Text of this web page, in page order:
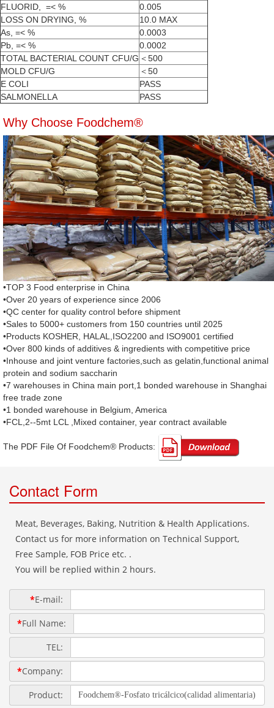
FLUORID, =< %
0.005
LOSS ON DRYING, %
10.0 MAX
As, =< %
0.0003
Pb, =< %
0.0002
TOTAL BACTERIAL COUNT CFU/G ＜500
MOLD CFU/G
＜50
E COLI
PASS
SALMONELLA
PASS
Why Choose Foodchem®
•TOP 3 Food enterprise in China
•Over 20 years of experience since 2006
•QC center for quality control before shipment
•Sales to 5000+ customers from 150 countries until 2025
•Products KOSHER, HALAL,ISO2200 and ISO9001 certified
•Over 800 kinds of additives & ingredients with competitive price
•Inhouse and joint venture factories,such as gelatin,functional animal
protein and sodium saccharin
•7 warehouses in China main port,1 bonded warehouse in Shanghai
free trade zone
•1 bonded warehouse in Belgium, America
•FCL,2--5mt LCL ,Mixed container, year contract available
The PDF File Of Foodchem® Products: